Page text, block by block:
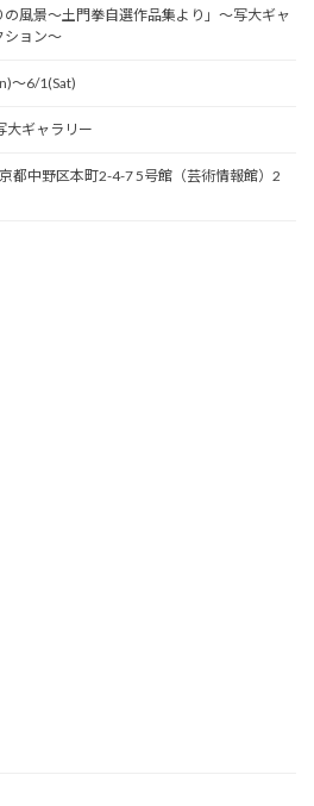
風景〜土門拳󠄁自選作品集より」〜写大ギャ
ション〜
〜6/1(Sat)
大ギャラリー
都中野区本町2-4-7 5号館（芸術情報館）2